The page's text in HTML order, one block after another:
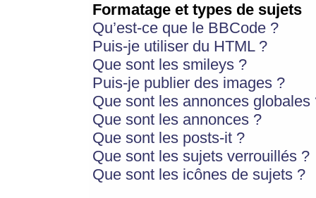
Formatage et types de sujets
Qu’est-ce que le BBCode ?
Puis-je utiliser du HTML ?
Que sont les smileys ?
Puis-je publier des images ?
Que sont les annonces globales
Que sont les annonces ?
Que sont les posts-it ?
Que sont les sujets verrouillés ?
Que sont les icônes de sujets ?